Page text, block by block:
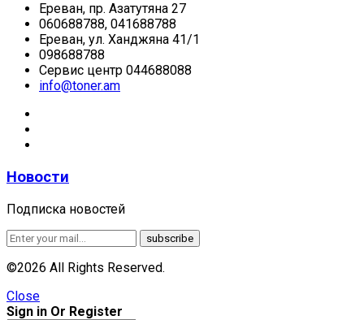
Ереван, пр. Азатутяна 27
060688788, 041688788
Ереван, ул. Ханджяна 41/1
098688788
Сервис центр 044688088
info@toner.am
Новости
Подписка новостей
©2026 All Rights Reserved.
Close
Sign in Or Register